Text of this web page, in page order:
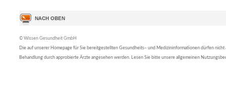
© Wissen Gesundheit GmbH
Die auf unserer Homepage für Sie bereitgestellten Gesundheits– und Medizininformationen dürfen nicht
Behandlung durch approbierte Ärzte angesehen werden. Lesen Sie bitte unsere allgemeinen